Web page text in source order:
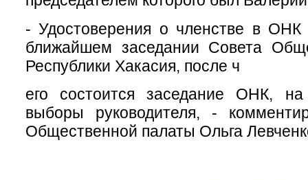
- Удостоверения о членстве в ОНК
ближайшем заседании Совета
Республики Хакасия, после ч
его состоится заседание ОНК,
выборы руководителя, -
Общественной палаты Ольга